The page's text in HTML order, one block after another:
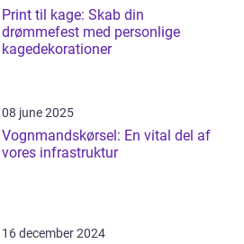
Print til kage: Skab din
drømmefest med personlige
kagedekorationer
08 june 2025
Vognmandskørsel: En vital del af
vores infrastruktur
16 december 2024